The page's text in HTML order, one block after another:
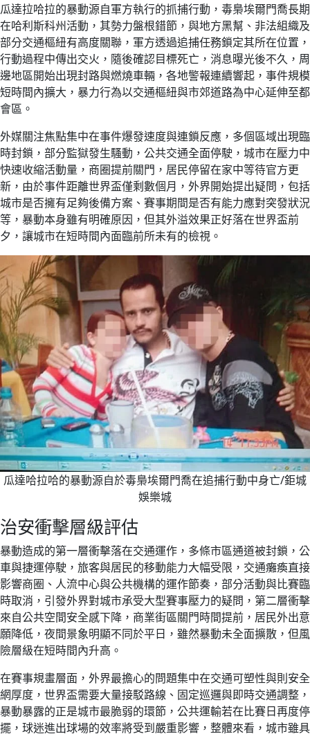
瓜達拉哈拉的暴動源自軍方執行的抓捕行動，毒梟埃爾門喬長期
在哈利斯科州活動，其勢力盤根錯節，與地方黑幫、非法組織及
部分交通樞紐有高度關聯，軍方透過追捕任務鎖定其所在位置，
行動過程中傳出交火，隨後確認目標死亡，消息曝光後不久，周
邊地區開始出現封路與燃燒車輛，各地警報連續響起，事件規模
短時間內擴大，暴力行為以交通樞紐與市郊道路為中心延伸至都
會區。
外媒關注焦點集中在事件爆發速度與連鎖反應，多個區域出現臨
時封鎖，部分監獄發生騷動，公共交通全面停駛，城市在壓力中
快速收縮活動量，商圈提前關門，居民停留在家中等待官方更
新，由於事件距離世界盃僅剩數個月，外界開始提出疑問，包括
城市是否擁有足夠後備方案、賽事期間是否有能力應對突發狀況
等，暴動本身雖有明確原因，但其外溢效果正好落在世界盃前
夕，讓城市在短時間內面臨前所未有的檢視。
瓜達哈拉哈的暴動源自於毒梟埃爾門喬在追捕行動中身亡/鉅城
娛樂城
治安衝擊層級評估
暴動造成的第一層衝擊落在交通運作，多條市區通道被封鎖，公
車與捷運停駛，旅客與居民的移動能力大幅受限，交通癱瘓直接
影響商圈、人流中心與公共機構的運作節奏，部分活動與比賽臨
時取消，引發外界對城市承受大型賽事壓力的疑問，第二層衝擊
來自公共空間安全感下降，商業街區關門時間提前，居民外出意
願降低，夜間景象明顯不同於平日，雖然暴動未全面擴散，但風
險層級在短時間內升高。
在賽事規畫層面，外界最擔心的問題集中在交通可塑性與則安全
網厚度，世界盃需要大量接駁路線、固定巡邏與即時交通調整，
暴動暴露的正是城市最脆弱的環節，公共運輸若在比賽日再度停
擺，球迷進出球場的效率將受到嚴重影響，整體來看，城市雖具